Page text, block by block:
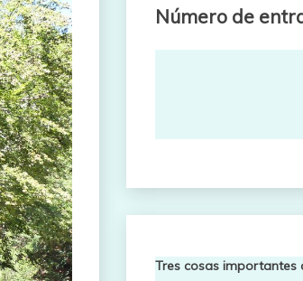
Número de
Tres cosas importantes